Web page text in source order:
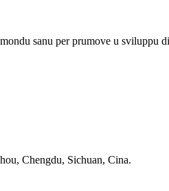
sanu per prumove u sviluppu
Chengdu, Sichuan, Cina.